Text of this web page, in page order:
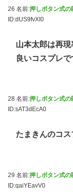
26 名前:押しボタン式の
ID:dUS9fvXI0
山本太郎は再現
良いコスプレで
28 名前:押しボタン式の
ID:sAT3dEcA0
たまきんのコ
29 名前:押しボタン式の
ID:qaiYEavV0